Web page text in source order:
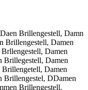
Brillengestell, Damn
Brillengestell, Damen
Damen
Brillegestell, Damen
Damen
Brillengestel, DDamen
Brillengestell,